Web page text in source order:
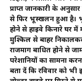
प्राप्त जानकारी के
से फिर भूस्खलन हुआ है।
होने से हाईवे किनारे घर
मुश्किल से बाहर निकालकर
राजमार्ग बाधित होने से
परेशानियों का सामना
बता दें कि रविवार को भी